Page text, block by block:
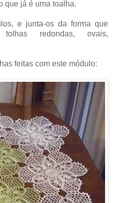
que já é uma toalha.
e junta-os da forma que
redondas, ovais,
feitas com este módulo: